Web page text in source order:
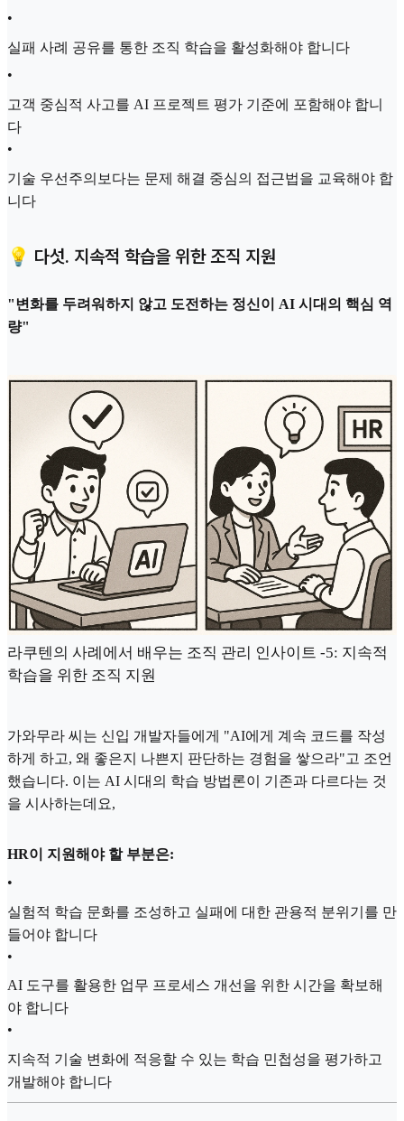
•
실패 사례 공유를 통한 조직 학습을 활성화해야 합니다
•
고객 중심적 사고를 AI 프로젝트 평가 기준에 포함해야 합니
다
•
기술 우선주의보다는 문제 해결 중심의 접근법을 교육해야 합
니다
💡 다섯. 지속적 학습을 위한 조직 지원
"변화를 두려워하지 않고 도전하는 정신이 AI 시대의 핵심 역
량"
라쿠텐의 사례에서 배우는 조직 관리 인사이트 -5: 지속적
학습을 위한 조직 지원
가와무라 씨는 신입 개발자들에게 "AI에게 계속 코드를 작성
하게 하고, 왜 좋은지 나쁜지 판단하는 경험을 쌓으라"고 조언
했습니다. 이는 AI 시대의 학습 방법론이 기존과 다르다는 것
을 시사하는데요,
HR이 지원해야 할 부분은:
•
실험적 학습 문화를 조성하고 실패에 대한 관용적 분위기를 만
들어야 합니다
•
AI 도구를 활용한 업무 프로세스 개선을 위한 시간을 확보해
야 합니다
•
지속적 기술 변화에 적응할 수 있는 학습 민첩성을 평가하고
개발해야 합니다